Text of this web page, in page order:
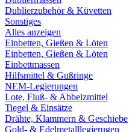
Dublierzubehör & Küvetten
Sonstiges
Alles anzeigen
Einbetten, Gießen & Löten
Einbetten, Gießen & Löten
Einbettmassen
Hilfsmittel & Gußringe
NEM-Legierungen
Lote, Fluß- & Abbeizmittel
Tiegel & Einsätze
Drähte, Klammern & Geschiebe
Gold- & Edelmetalllegierugen